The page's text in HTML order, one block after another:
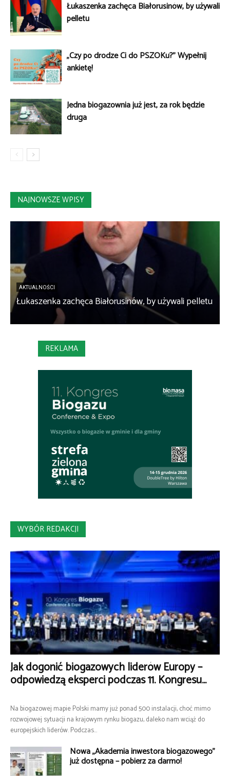
Łukaszenka zachęca Białorusinów, by używali
pelletu
„Czy po drodze Ci do PSZOKu?” Wypełnij
ankietę!
Jedna biogazownia już jest, za rok będzie
druga
NAJNOWSZE WPISY
AKTUALNOŚCI
Łukaszenka zachęca Białorusinów, by używali pelletu
REKLAMA
WYBÓR REDAKCJI
Jak dogonić biogazowych liderów Europy –
odpowiedzą eksperci podczas 11. Kongresu...
Na biogazowej mapie Polski mamy już ponad 500 instalacji, choć mimo
rozwojowej sytuacji na krajowym rynku biogazu, daleko nam wciąż do
europejskich liderów. Podczas...
Nowa „Akademia inwestora biogazowego”
już dostępna – pobierz za darmo!